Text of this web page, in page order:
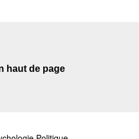
haut de page